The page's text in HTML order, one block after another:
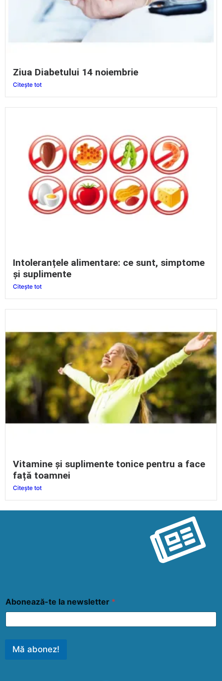
Ziua Diabetului 14 noiembrie
Citește tot
Intoleranțele alimentare: ce sunt, simptome
și suplimente
Citește tot
Vitamine și suplimente tonice pentru a face
față toamnei
Citește tot
Abonează-te la newsletter *
Mă abonez!